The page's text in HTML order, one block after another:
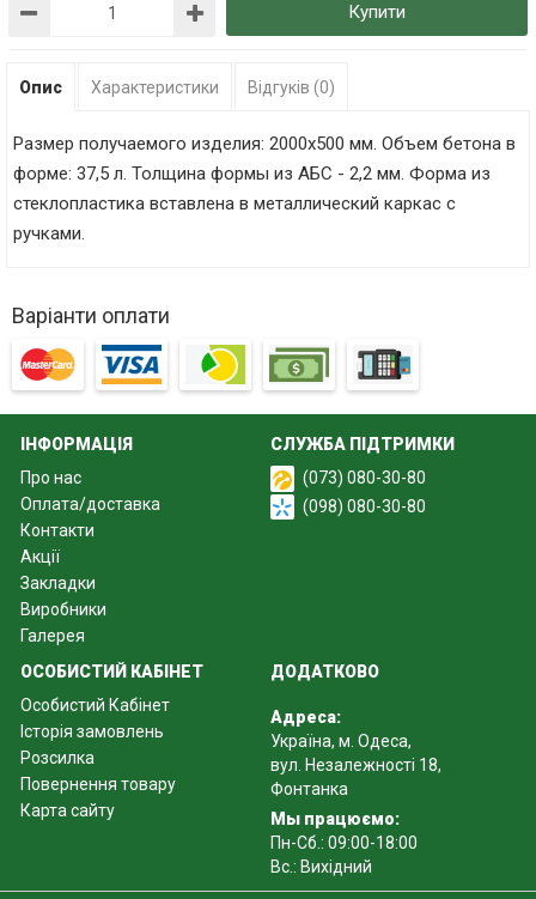
Купити
Опис Характеристики Відгуків (0)
Размер получаемого изделия: 2000х500 мм. Объем бетона в
форме: 37,5 л. Толщина формы из АБС - 2,2 мм. Форма из
стеклопластика вставлена в металлический каркас с
ручками.
Варіанти оплати
ІНФОРМАЦІЯ
Про нас
Оплата/доставка
Контакти
Акції
Закладки
Виробники
Галерея
СЛУЖБА ПІДТРИМКИ
(073) 080-30-80
(098) 080-30-80
ОСОБИСТИЙ КАБІНЕТ
Особистий Кабінет
Історія замовлень
Розсилка
Повернення товару
Карта сайту
ДОДАТКОВО
Адреса:
Україна, м. Одеса,
вул. Незалежності 18,
Фонтанка
Мы працюємо:
Пн-Сб.: 09:00-18:00
Вс.: Вихідний